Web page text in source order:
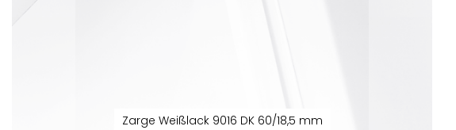
Zarge Weißlack 9016 DK 60/18,5 mm